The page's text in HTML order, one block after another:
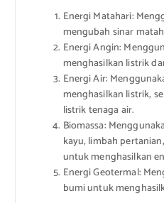
Energi Matahari:
mengubah sinar
Energi Angin:
menghasilkan listrik
Energi Air:
menghasilkan listrik,
listrik tenaga air.
Biomassa:
kayu, limbah
untuk menghasilkan
Energi Geotermal:
bumi untuk